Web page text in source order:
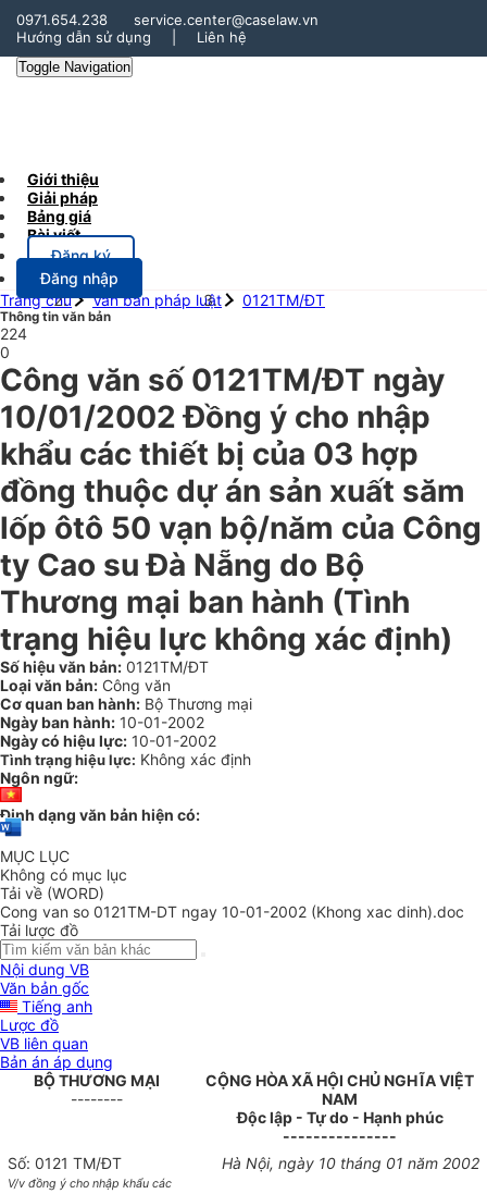
0971.654.238
service.center@caselaw.vn
Hướng dẫn sử dụng
Liên hệ
Toggle Navigation
Giới thiệu
Giải pháp
Bảng giá
Bài viết
Đăng ký
Đăng nhập
Trang chủ
Văn bản pháp luật 0121TM/ĐT
Thông tin văn bản
224
0
Công văn số 0121TM/ĐT ngày
10/01/2002 Đồng ý cho nhập
khẩu các thiết bị của 03 hợp
đồng thuộc dự án sản xuất săm
lốp ôtô 50 vạn bộ/năm của Công
ty Cao su Đà Nẵng do Bộ
Thương mại ban hành (Tình
trạng hiệu lực không xác định)
Số hiệu văn bản: 0121TM/ĐT
Loại văn bản: Công văn
Cơ quan ban hành: Bộ Thương mại
Ngày ban hành: 10-01-2002
Ngày có hiệu lực: 10-01-2002
Tình trạng hiệu lực: Không xác định
Ngôn ngữ:
Định dạng văn bản hiện có:
MỤC LỤC
Không có mục lục
Tải về (WORD)
Cong van so 0121TM-DT ngay 10-01-2002 (Khong xac dinh).doc
Tải lược đồ
Nội dung VB
Văn bản gốc
Tiếng anh
Lược đồ
VB liên quan
Bản án áp dụng
BỘ THƯƠNG MẠI
--------
CỘNG HÒA XÃ HỘI CHỦ NGHĨA VIỆT
NAM
Độc lập - Tự do - Hạnh phúc
---------------
Số: 0121 TM/ĐT
V/v đồng ý cho nhập khẩu các
Hà Nội, ngày 10 tháng 01 năm 2002